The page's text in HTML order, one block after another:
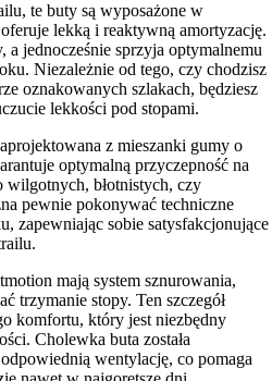
te buty są wyposażone w
lekką i reaktywną amortyzację.
a jednocześnie sprzyja optymalnemu
Niezależnie od tego, czy chodzisz
oznakowanych szlakach, będziesz
lekkości pod stopami.
z mieszanki gumy o
optymalną przyczepność na
błotnistych, czy
pewnie pokonywać techniczne
zapewniając sobie satysfakcjonujące
mają system sznurowania,
trzymanie stopy. Ten szczegół
komfortu, który jest niezbędny
Cholewka buta została
wentylację, co pomaga